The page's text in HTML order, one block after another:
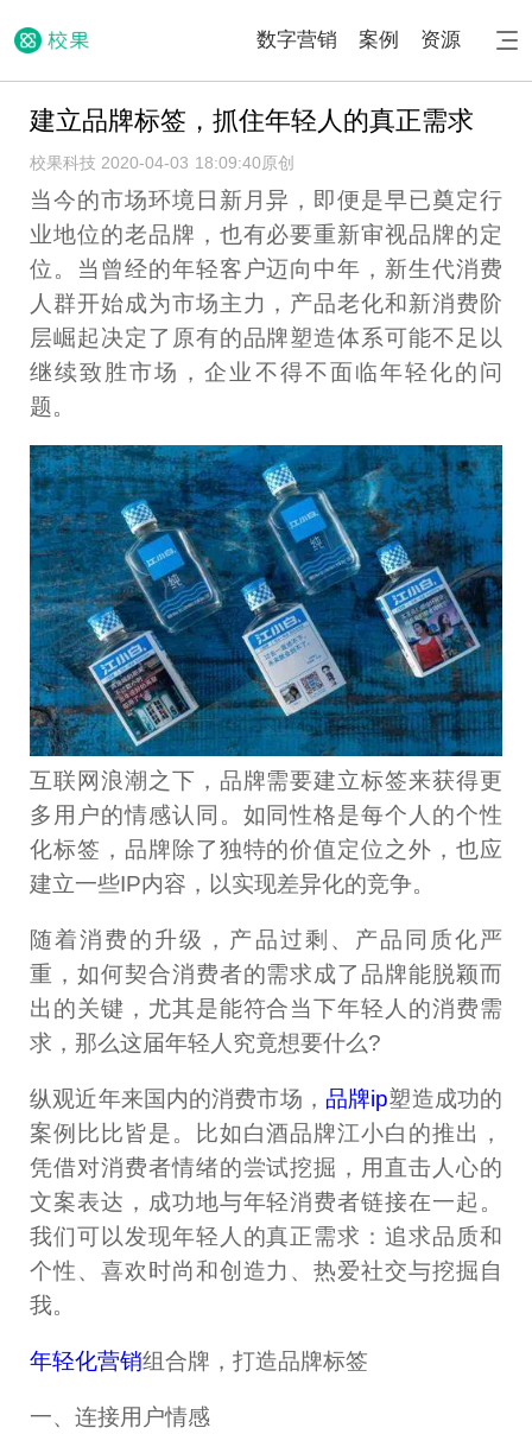
数字营销 案例 资源
建立品牌标签，抓住年轻人的真正需求
校果科技 2020-04-03 18:09:40原创
当今的市场环境日新月异，即便是早已奠定行
业地位的老品牌，也有必要重新审视品牌的定
位。当曾经的年轻客户迈向中年，新生代消费
人群开始成为市场主力，产品老化和新消费阶
层崛起决定了原有的品牌塑造体系可能不足以
继续致胜市场，企业不得不面临年轻化的问
题。
互联网浪潮之下，品牌需要建立标签来获得更
多用户的情感认同。如同性格是每个人的个性
化标签，品牌除了独特的价值定位之外，也应
建立一些IP内容，以实现差异化的竞争。
随着消费的升级，产品过剩、产品同质化严
重，如何契合消费者的需求成了品牌能脱颖而
出的关键，尤其是能符合当下年轻人的消费需
求，那么这届年轻人究竟想要什么?
纵观近年来国内的消费市场， 品牌ip塑造成功的
案例比比皆是。比如白酒品牌江小白的推出，
凭借对消费者情绪的尝试挖掘，用直击人心的
文案表达，成功地与年轻消费者链接在一起。
我们可以发现年轻人的真正需求：追求品质和
个性、喜欢时尚和创造力、热爱社交与挖掘自
我。
年轻化营销组合牌，打造品牌标签
一、连接用户情感